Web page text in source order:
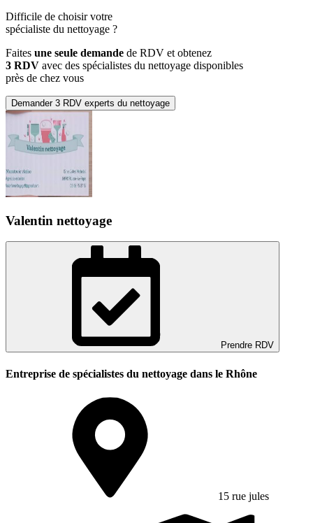
Difficile de choisir votre
spécialiste du nettoyage ?
Faites une seule demande de RDV et obtenez
3 RDV avec des spécialistes du nettoyage disponibles
près de chez vous
Demander 3 RDV experts du nettoyage
Valentin nettoyage
Prendre RDV
Entreprise de spécialistes du nettoyage dans le Rhône
15 rue jules